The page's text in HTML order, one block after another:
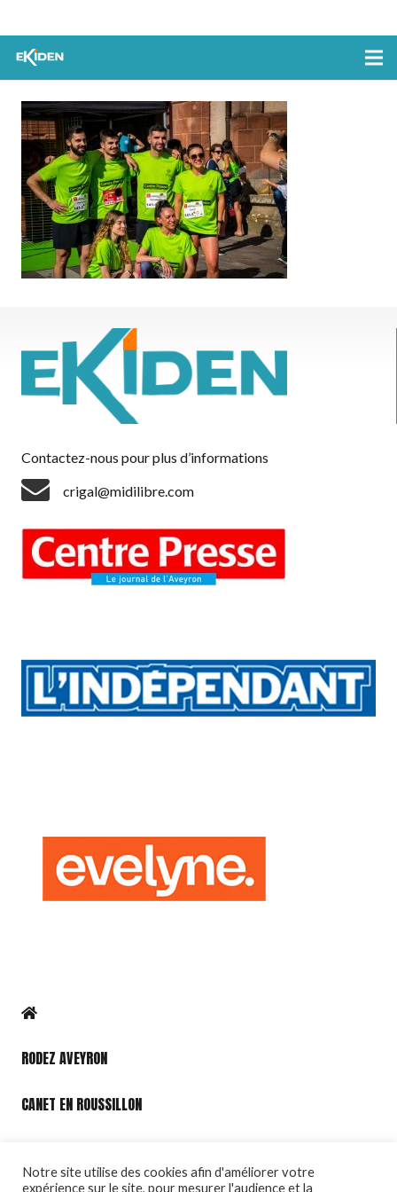
Contactez-nous pour plus d’informations
crigal@midilibre.com
RODEZ AVEYRON
CANET EN ROUSSILLON
Notre site utilise des cookies afin d'améliorer votre
expérience sur le site, pour mesurer l'audience et la